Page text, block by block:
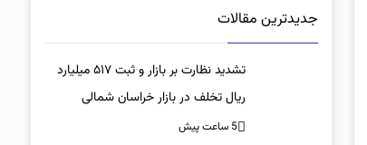
جدیدترین مقالات
تشدید نظارت بر بازار و ثبت ۵۱۷ میلیارد
ریال تخلف در بازار خراسان شمالی
5 ساعت پیش